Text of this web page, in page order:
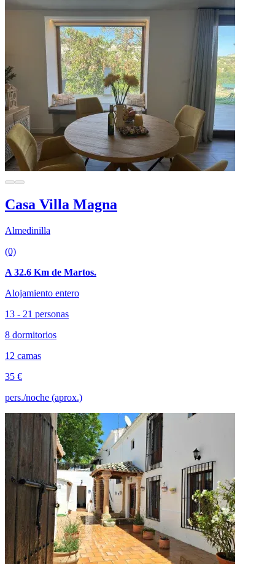
Casa Villa Magna
Almedinilla
(0)
A 32.6 Km de Martos.
Alojamiento entero
13 - 21 personas
8 dormitorios
12 camas
35 €
pers./noche (aprox.)